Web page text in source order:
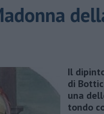
Il
di
una
tondo